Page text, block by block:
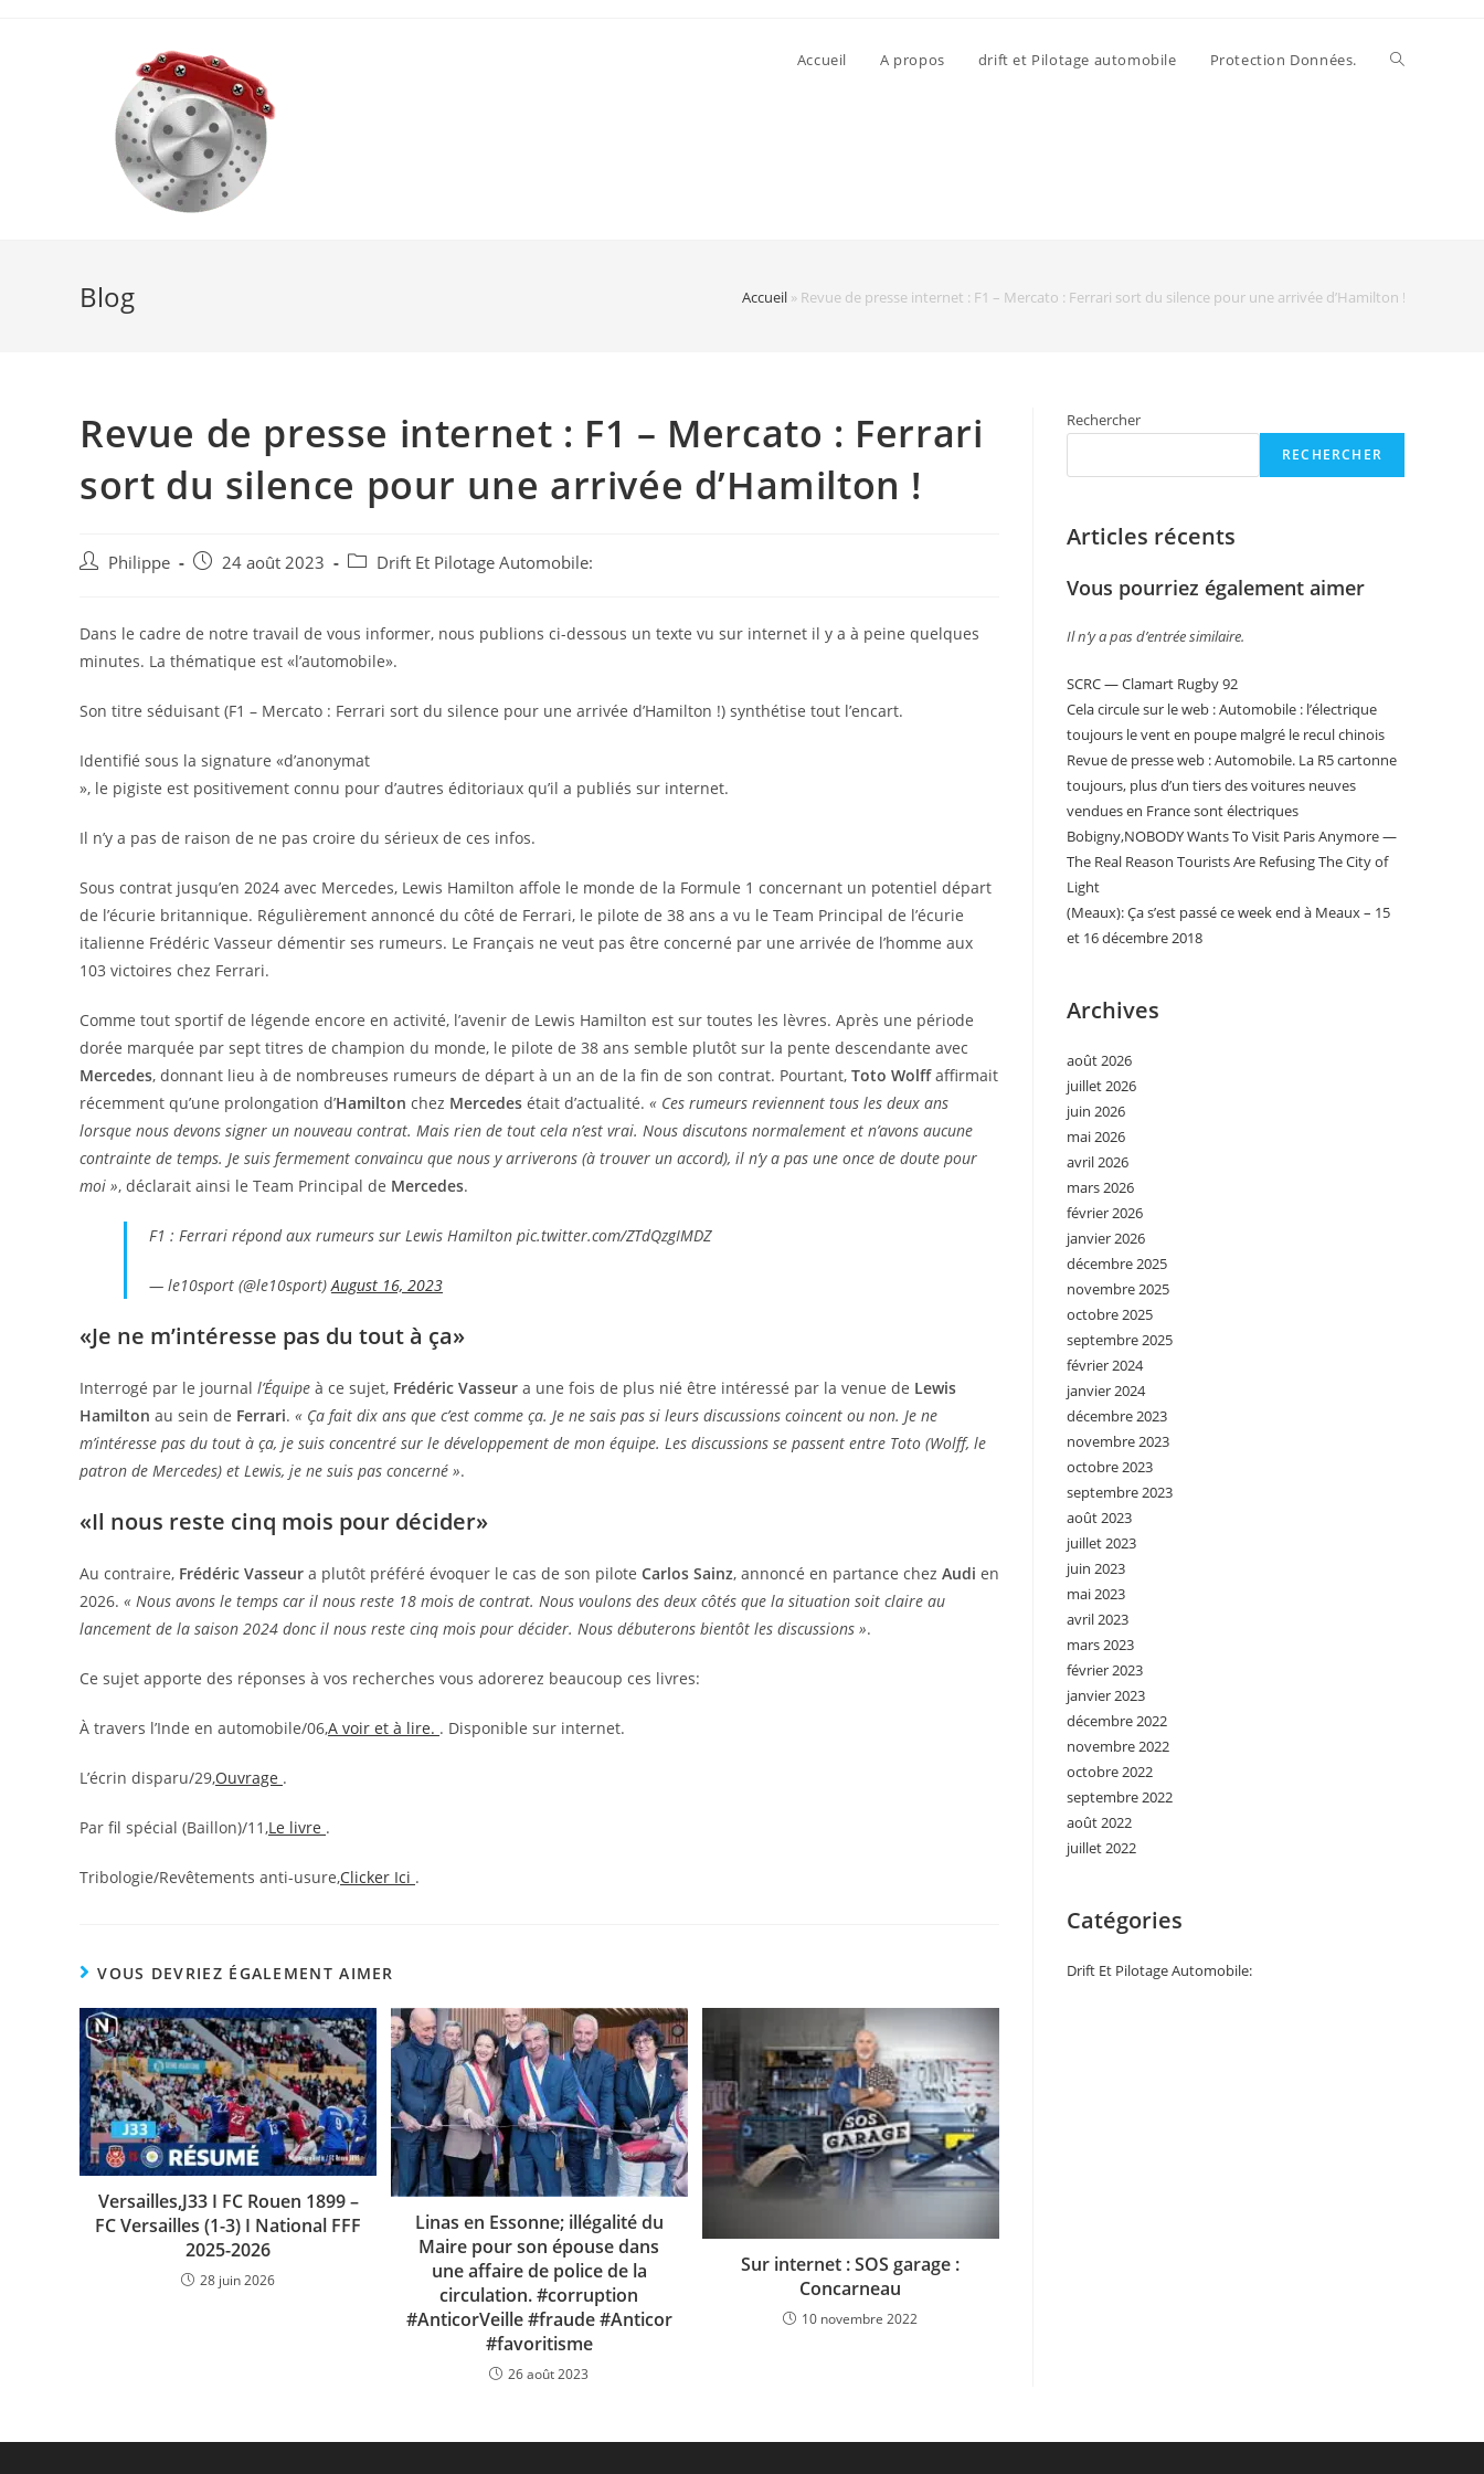
Accueil A propos drift et Pilotage automobile Protection Données.
Blog Accueil » Revue de presse internet : F1 – Mercato : Ferrari sort du silence pour une arrivée d’Hamilton !
Revue de presse internet : F1 – Mercato : Ferrari
sort du silence pour une arrivée d’Hamilton !
Auteur/autrice
publication :
Philippe
Post 24 août 2023
Post Drift Et Pilotage Automobile:
Dans le cadre de notre travail de vous informer, nous publions ci-dessous un texte vu sur internet il y a à peine quelques
minutes. La thématique est «l’automobile».
Son titre séduisant (F1 – Mercato : Ferrari sort du silence pour une arrivée d’Hamilton !) synthétise tout l’encart.
Identifié sous la signature «d’anonymat
», le pigiste est positivement connu pour d’autres éditoriaux qu’il a publiés sur internet.
Il n’y a pas de raison de ne pas croire du sérieux de ces infos.
Sous contrat jusqu’en 2024 avec Mercedes, Lewis Hamilton affole le monde de la Formule 1 concernant un potentiel départ
de l’écurie britannique. Régulièrement annoncé du côté de Ferrari, le pilote de 38 ans a vu le Team Principal de l’écurie
italienne Frédéric Vasseur démentir ses rumeurs. Le Français ne veut pas être concerné par une arrivée de l’homme aux
103 victoires chez Ferrari.
Comme tout sportif de légende encore en activité, l’avenir de Lewis Hamilton est sur toutes les lèvres. Après une période
dorée marquée par sept titres de champion du monde, le pilote de 38 ans semble plutôt sur la pente descendante avec
Mercedes, donnant lieu à de nombreuses rumeurs de départ à un an de la fin de son contrat. Pourtant, Toto Wolffaffirmait
récemment qu’une prolongation d’Hamilton chez Mercedes était d’actualité. « Ces rumeurs reviennent tous les deux ans
lorsque nous devons signer un nouveau contrat. Mais rien de tout cela n’est vrai. Nous discutons normalement et n’avons aucune
contrainte de temps. Je suis fermement convaincu que nous y arriverons (à trouver un accord), il n’y a pas une once de doute pour
moi », déclarait ainsi le Team Principal de Mercedes.
F1 : Ferrari répond aux rumeurs sur Lewis Hamilton pic.twitter.com/ZTdQzgIMDZ
— le10sport (@le10sport)August 16, 2023
«Je ne m’intéresse pas du tout à ça»
Interrogé par le journal l’Équipe à ce sujet, Frédéric Vasseur a une fois de plus nié être intéressé par la venue de Lewis
Hamilton au sein de Ferrari. « Ça fait dix ans que c’est comme ça. Je ne sais pas si leurs discussions coincent ou non. Je ne
m’intéresse pas du tout à ça, je suis concentré sur le développement de mon équipe. Les discussions se passent entre Toto (Wolff, le
patron de Mercedes) et Lewis, je ne suis pas concerné ».
«Il nous reste cinq mois pour décider»
Au contraire, Frédéric Vasseur a plutôt préféré évoquer le cas de son pilote Carlos Sainz, annoncé en partance chez Audi en
2026. « Nous avons le temps car il nous reste 18 mois de contrat. Nous voulons des deux côtés que la situation soit claire au
lancement de la saison 2024 donc il nous reste cinq mois pour décider. Nous débuterons bientôt les discussions ».
Ce sujet apporte des réponses à vos recherches vous adorerez beaucoup ces livres:
À travers l’Inde en automobile/06,A voir et à lire. . Disponible sur internet.
L’écrin disparu/29,Ouvrage .
Par fil spécial (Baillon)/11,Le livre .
Tribologie/Revêtements anti-usure,Clicker Ici .
VOUS DEVRIEZ ÉGALEMENT AIMER
Versailles,J33 I FC Rouen 1899 –
FC Versailles (1-3) I National FFF
2025-2026
28 juin 2026
Linas en Essonne; illégalité du
Maire pour son épouse dans
une affaire de police de la
circulation. #corruption
#AnticorVeille #fraude #Anticor
#favoritisme
26 août 2023
Sur internet : SOS garage :
Concarneau
10 novembre 2022
Rechercher
RECHERCHER
Articles récents
Vous pourriez également aimer
Il n’y a pas d’entrée similaire.
SCRC — Clamart Rugby 92
Cela circule sur le web : Automobile : l’électrique
toujours le vent en poupe malgré le recul chinois
Revue de presse web : Automobile. La R5 cartonne
toujours, plus d’un tiers des voitures neuves
vendues en France sont électriques
Bobigny,NOBODY Wants To Visit Paris Anymore —
The Real Reason Tourists Are Refusing The City of
Light
(Meaux): Ça s’est passé ce week end à Meaux – 15
et 16 décembre 2018
Archives
août 2026
juillet 2026
juin 2026
mai 2026
avril 2026
mars 2026
février 2026
janvier 2026
décembre 2025
novembre 2025
octobre 2025
septembre 2025
février 2024
janvier 2024
décembre 2023
novembre 2023
octobre 2023
septembre 2023
août 2023
juillet 2023
juin 2023
mai 2023
avril 2023
mars 2023
février 2023
janvier 2023
décembre 2022
novembre 2022
octobre 2022
septembre 2022
août 2022
juillet 2022
Catégories
Drift Et Pilotage Automobile: